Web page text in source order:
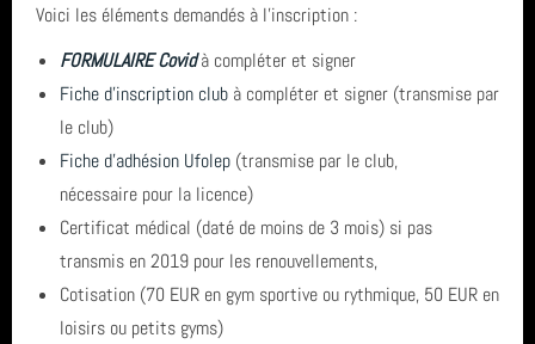
Voici les éléments demandés à l'inscription :
FORMULAIRE Covid à compléter et signer
Fiche d'inscription club à compléter et signer (transmise par
le club)
Fiche d'adhésion Ufolep (transmise par le club,
nécessaire pour la licence)
Certificat médical (daté de moins de 3 mois) si pas
transmis en 2019 pour les renouvellements,
Cotisation (70 EUR en gym sportive ou rythmique, 50 EUR en
loisirs ou petits gyms)